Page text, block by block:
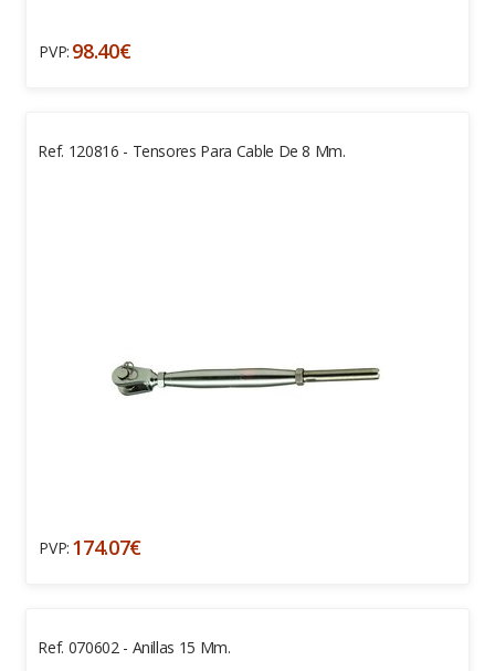
PVP: 98.40€
Ref. 120816 - Tensores Para Cable De 8 Mm.
PVP: 174.07€
Ref. 070602 - Anillas 15 Mm.